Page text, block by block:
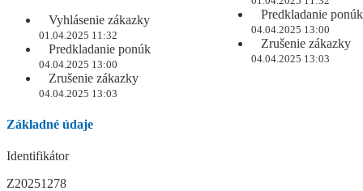
Predkladanie ponúk
04.04.2025 13:00
Zrušenie zákazky
04.04.2025 13:03
Vyhlásenie zákazky
01.04.2025 11:32
Predkladanie ponúk
04.04.2025 13:00
Zrušenie zákazky
04.04.2025 13:03
Základné údaje
Identifikátor
Z20251278